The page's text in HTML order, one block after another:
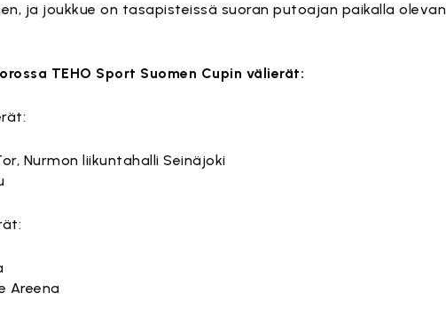
ja joukkue on tasapisteissä suoran putoajan paikalla olevan
TEHO Sport Suomen Cupin välierät:
Nurmon liikuntahalli Seinäjoki
Areena